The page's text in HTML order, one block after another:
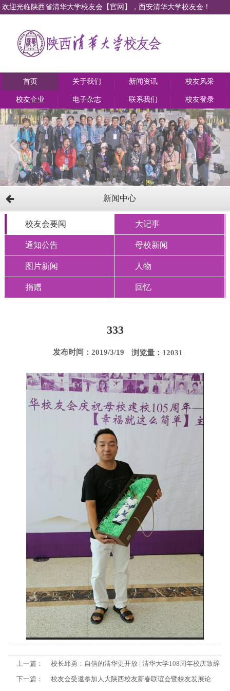
欢迎光临陕西省清华大学校友会【官网】，西安清华大学校友会！
首页 关于我们 新闻资讯 校友风采
校友企业 电子杂志 联系我们 校友登录
新闻中心
校友会要闻 大记事
通知公告 母校新闻
图片新闻 人物
捐赠 回忆
333
发布时间：2019/3/19 浏览量：12031
上一篇：
校长邱勇：自信的清华更开放 | 清华大学108周年校庆致辞
下一篇：
校友会受邀参加人大陕西校友新春联谊会暨校友发展论